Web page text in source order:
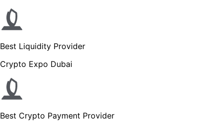
Best Liquidity Provider
Crypto Expo Dubai
Best Crypto Payment Provider